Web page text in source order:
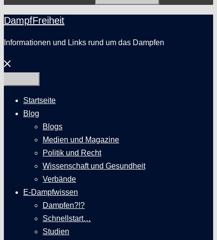
DampfFreiheit
Informationen und Links rund um das Dampfen
Menü
schließen
Startseite
Blog
Blogs
Medien und Magazine
Politik und Recht
Wissenschaft und Gesundheit
Verbände
E-Dampfwissen
Dampfen?!?
Schnellstart…
Studien